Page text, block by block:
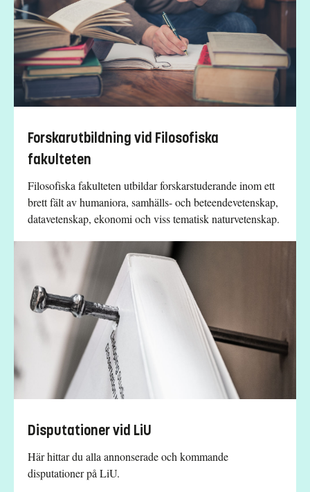
Forskarutbildning vid Filosofiska
fakulteten
Filosofiska fakulteten utbildar forskarstuderande inom ett
brett fält av humaniora, samhälls- och beteendevetenskap,
datavetenskap, ekonomi och viss tematisk naturvetenskap.
Disputationer vid LiU
Här hittar du alla annonserade och kommande
disputationer på LiU.